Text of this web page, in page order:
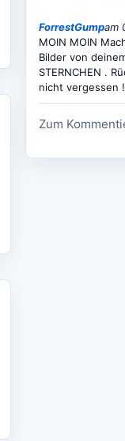
ForrestGumpam
MOIN MOIN
Bilder von
STERNCHEN .
nicht vergessen
Zum